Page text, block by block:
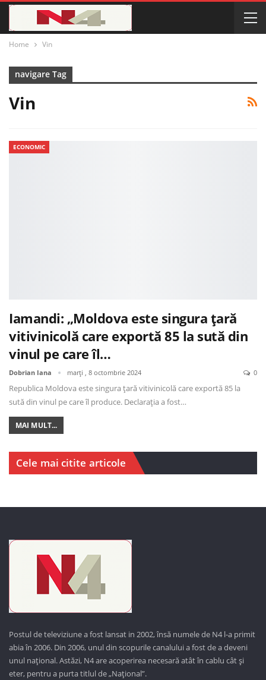
Home Vin
navigare Tag
Vin
ECONOMIC
Iamandi: „Moldova este singura țară
vitivinicolă care exportă 85 la sută din
vinul pe care îl…
Dobrian Iana marți , 8 octombrie 2024 0
Republica Moldova este singura țară vitivinicolă care exportă 85 la
sută din vinul pe care îl produce. Declarația a fost…
MAI MULT...
Cele mai citite articole
Postul de televiziune a fost lansat in 2002, însă numele de N4 l-a primit
abia în 2006. Din 2006, unul din scopurile canalului a fost de a deveni
unul național. Astăzi, N4 are acoperirea necesară atât în cablu cât și
eter, pentru a purta titlul de „Național”.